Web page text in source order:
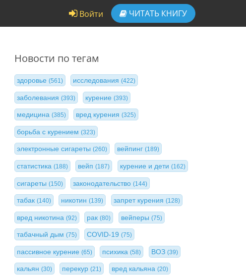
Войти ЧИТАТЬ КНИГУ
Новости по тегам
здоровье (561) исследования(422)
заболевания (393) курение(393)
медицина (385) вред курения(325)
борьба с курением (323)
электронные сигареты (260) вейпинг(189)
статистика (188) вейп(187) курение и дети (162)
сигареты (150) законодательство(144)
табак (140) никотин(139) запрет курения (128)
вред никотина (92) рак(80) вейперы (75)
табачный дым (75) COVID-19(75)
пассивное курение (65) психика(58) ВОЗ (39)
кальян (30) перекур(21) вред кальяна (20)